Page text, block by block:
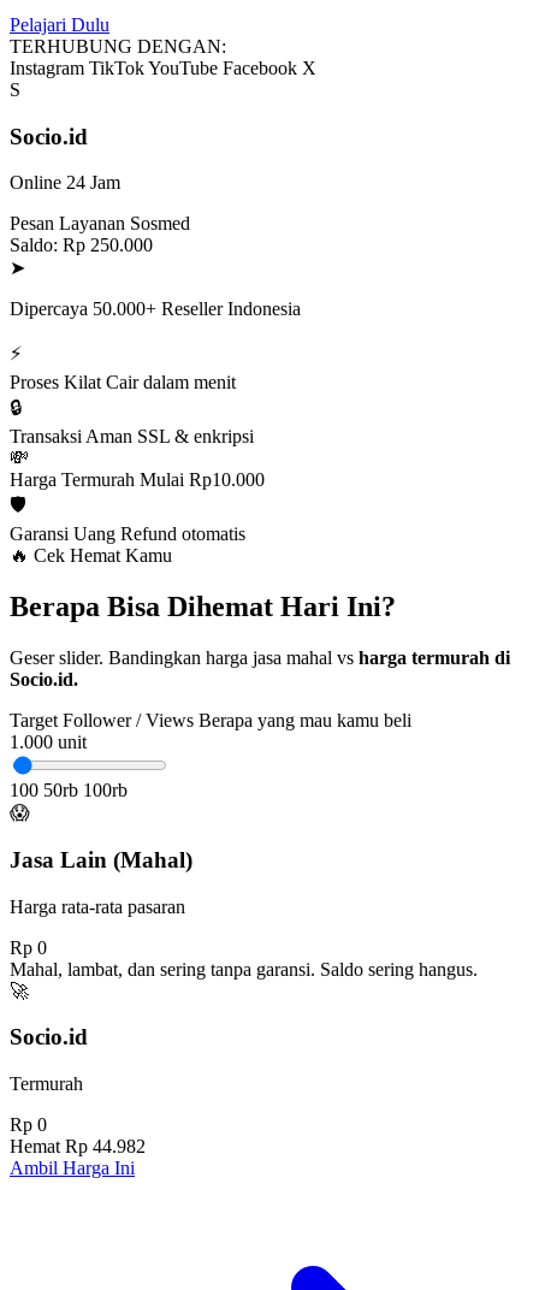
Pelajari Dulu
TERHUBUNG DENGAN:
Instagram TikTokYouTube Facebook X
S
Socio.id
Online 24 Jam
Pesan Layanan Sosmed
Saldo: Rp 250.000
➤
Dipercaya 50.000+ Reseller Indonesia
⚡
Proses Kilat Cair dalam menit
🔒
Transaksi Aman SSL & enkripsi
💸
Harga Termurah Mulai Rp10.000
🛡️
Garansi Uang Refund otomatis
🔥 Cek Hemat Kamu
Berapa Bisa Dihemat Hari Ini?
Geser slider. Bandingkan harga jasa mahal vs harga termurah di
Socio.id.
Target Follower / Views Berapa yang mau kamu beli
1.000 unit
100 50rb 100rb
😱
Jasa Lain (Mahal)
Harga rata-rata pasaran
Rp 0
Mahal, lambat, dan sering tanpa garansi. Saldo sering hangus.
🚀
Socio.id
Termurah
Rp 0
Hemat Rp 44.982
Ambil Harga Ini